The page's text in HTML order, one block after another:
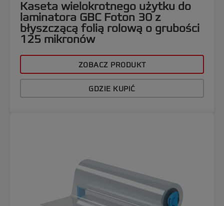
Kaseta wielokrotnego użytku do
laminatora GBC Foton 30 z
błyszczącą folią rolową o grubości
125 mikronów
ZOBACZ PRODUKT
GDZIE KUPIĆ